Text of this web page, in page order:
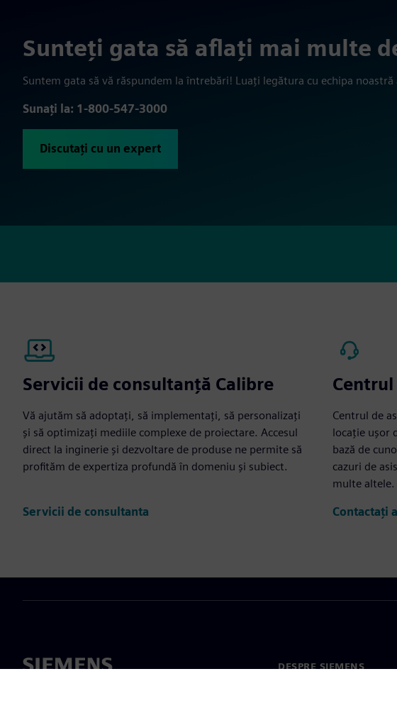
Sunteți gata să aflați mai multe
Suntem gata să vă răspundem la întrebări! Luați legătura cu echipa noastră
Sunați la: 1-800-547-3000
Discutați cu un expert
Servicii de consultanță Calibre
Vă ajutăm să adoptați, să implementați, să personalizați
și să optimizați mediile complexe de proiectare. Accesul
direct la inginerie și dezvoltare de produse ne permite să
profităm de expertiza profundă în domeniu și subiect.
Servicii de consultanta
Centrul de
locație ușor
bază de
cazuri de
multe altele.
Contactați
DESPRE SIEMENS